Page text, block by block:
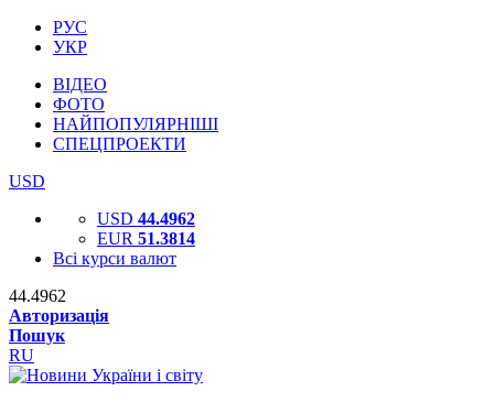
РУС
УКР
ВІДЕО
ФОТО
НАЙПОПУЛЯРНІШІ
СПЕЦПРОЕКТИ
USD
USD 44.4962
EUR 51.3814
Всі курси валют
44.4962
Авторизація
Пошук
RU